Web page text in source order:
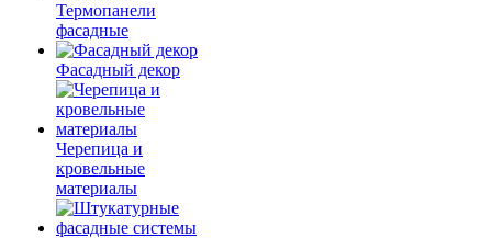
Термопанели
фасадные
Фасадный декор
Черепица и
кровельные
материалы